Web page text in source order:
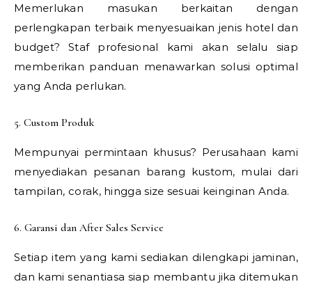
Memerlukan masukan berkaitan dengan
perlengkapan terbaik menyesuaikan jenis hotel dan
budget? Staf profesional kami akan selalu siap
memberikan panduan menawarkan solusi optimal
yang Anda perlukan.
5. Custom Produk
Mempunyai permintaan khusus? Perusahaan kami
menyediakan pesanan barang kustom, mulai dari
tampilan, corak, hingga size sesuai keinginan Anda.
6. Garansi dan After Sales Service
Setiap item yang kami sediakan dilengkapi jaminan,
dan kami senantiasa siap membantu jika ditemukan